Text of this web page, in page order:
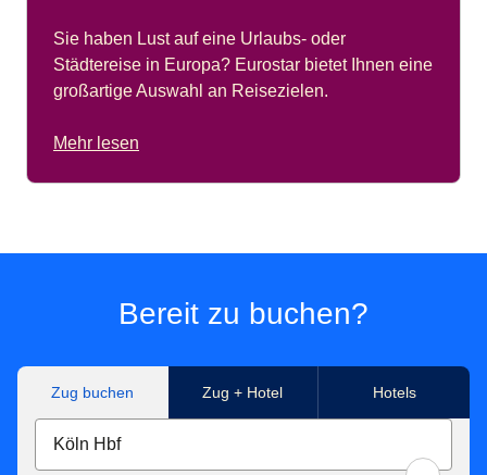
Sie haben Lust auf eine Urlaubs- oder
Städtereise in Europa? Eurostar bietet Ihnen eine
großartige Auswahl an Reisezielen.
Mehr lesen
Bereit zu buchen?
Zug buchen Zug + Hotel Hotels